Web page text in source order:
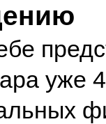
уже